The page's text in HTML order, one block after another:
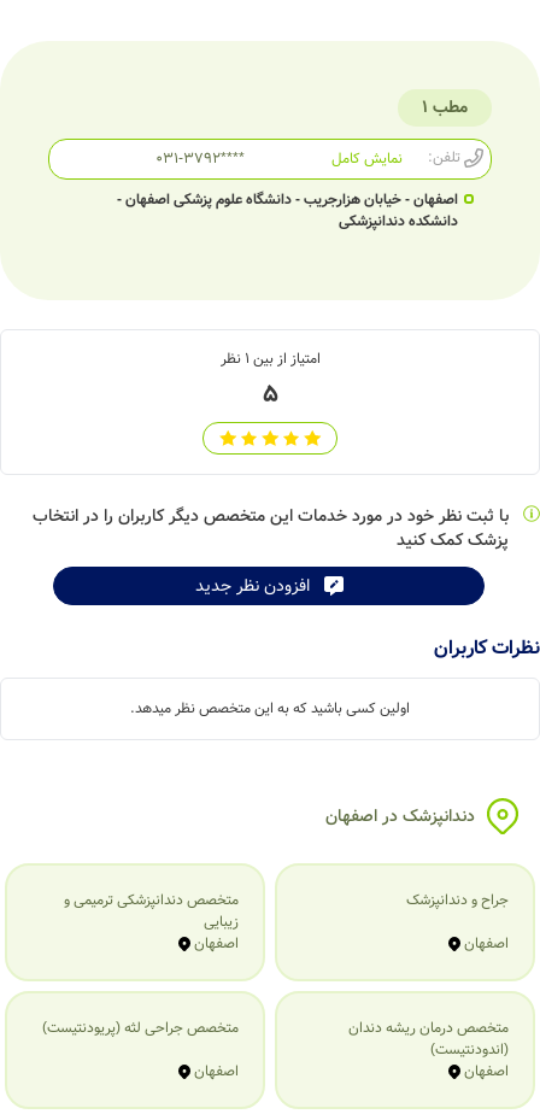
مطب 1
تلفن: 031-3792****
نمایش کامل
اصفهان - خیابان هزارجریب - دانشگاه علوم پزشکی اصفهان -
دانشکده دندانپزشکی
امتیاز از بین 1 نظر
5
با ثبت نظر خود در مورد خدمات این متخصص دیگر کاربران را در انتخاب
پزشک کمک کنید
افزودن نظر جدید
نظرات کاربران
اولین کسی باشید که به این متخصص نظر میدهد.
دندانپزشک در اصفهان
جراح و دندانپزشک
اصفهان
متخصص دندانپزشکی ترمیمی و
زیبایی
اصفهان
متخصص درمان ریشه دندان
(اندودنتیست)
اصفهان
متخصص جراحی لثه (پریودنتیست)
اصفهان